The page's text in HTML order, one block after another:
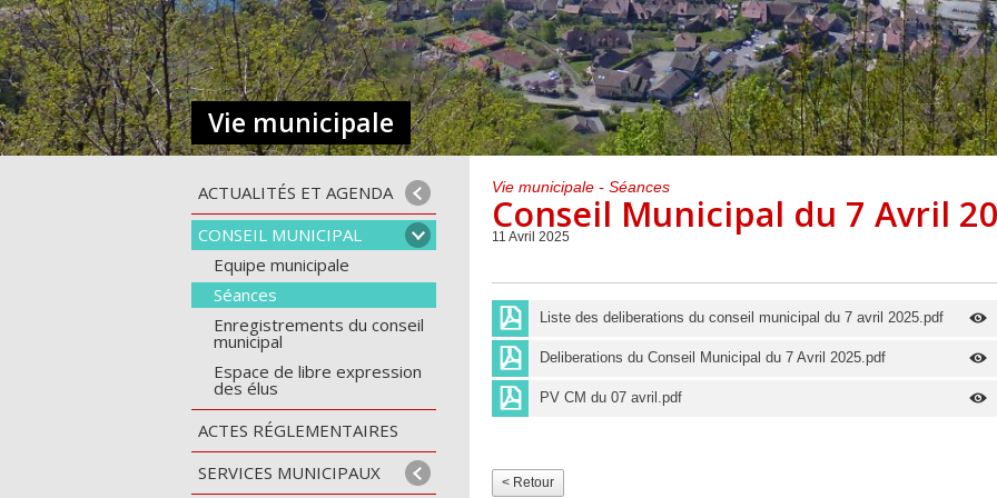
Centre de loisirs et
périscolaire
Mercredis
périscolaire
Vacances scolaires
Subventions
ACTUALITÉS ET AGENDA
CONSEIL MUNICIPAL
Equipe municipale
Séances
Enregistrements du conseil
municipal
Espace de libre expression
des élus
ACTES RÉGLEMENTAIRES
SERVICES MUNICIPAUX
Vie municipale
Vie municipale - Séances
Conseil Municipal du 7 Avril
11 Avril 2025
Liste des deliberations du conseil municipal du 7 avril 2025.pdf
Deliberations du Conseil Municipal du 7 Avril 2025.pdf
PV CM du 07 avril.pdf
< Retour